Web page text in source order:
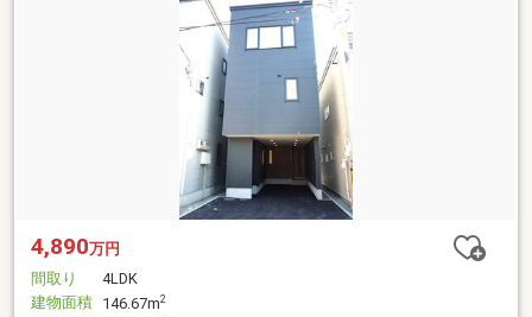
4,890万円
間取り
4LDK
建物面積 146.67m2